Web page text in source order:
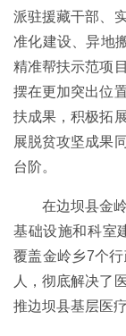
派驻援藏干部、
准化建设、异地
精准帮扶示范项
摆在更加突出位
扶成果，积极拓
展脱贫攻坚成果
台阶。
在边坝县金
基础设施和科室
覆盖金岭乡7个
人，彻底解决了
推边坝县基层医